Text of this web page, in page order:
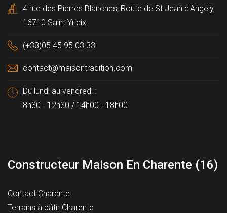
4 rue des Pierres Blanches, Route de St Jean d'Angely,
16710 Saint Yrieix
(+33)05 45 95 03 33
contact@maisontradition.com
Du lundi au vendredi :
8h30 - 12h30 / 14h00 - 18h00
Constructeur Maison En Charente (16)
Contact Charente
Terrains à bâtir Charente